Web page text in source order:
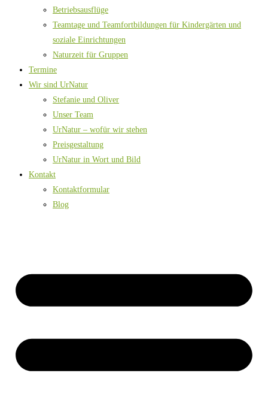
Betriebsausflüge
Teamtage und Teamfortbildungen für Kindergärten und
soziale Einrichtungen
Naturzeit für Gruppen
Termine
Wir sind UrNatur
Stefanie und Oliver
Unser Team
UrNatur – wofür wir stehen
Preisgestaltung
UrNatur in Wort und Bild
Kontakt
Kontaktformular
Blog